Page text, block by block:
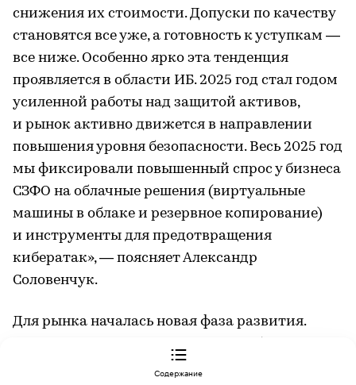
снижения их стоимости. Допуски по качеству
становятся все уже, а готовность к уступкам —
все ниже. Особенно ярко эта тенденция
проявляется в области ИБ. 2025 год стал годом
усиленной работы над защитой активов,
и рынок активно движется в направлении
повышения уровня безопасности. Весь 2025 год
мы фиксировали повышенный спрос у бизнеса
СЗФО на облачные решения (виртуальные
машины в облаке и резервное копирование)
и инструменты для предотвращения
кибератак», — поясняет Александр
Соловенчук.
Для рынка началась новая фаза развития.
Содержание